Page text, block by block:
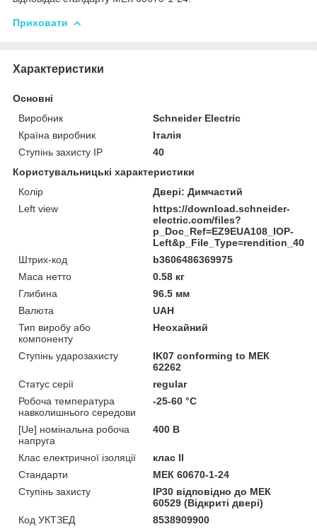
Приховати
Характеристики
Основні
Виробник
Schneider Electric
Країна виробник
Італія
Ступінь захисту IP
40
Користувальницькі характеристики
Колір
Двері: Димчастий
Left view
https://download.schneider-
electric.com/files?
p_Doc_Ref=EZ9EUA108_IOP-
Штрих-код
b3606486369975
Маса нетто
0.58 кг
Глибина
96.5 мм
Валюта
UAH
Тип виробу або
компоненту
Неохайний
Ступінь ударозахисту
IK07 conforming to МЕК
62262
Статус серії
regular
Робоча температура
навколишнього середови
-25-60 °C
[Ue] номінальна робоча
напруга
400 В
Клас електричної ізоляції
клас II
Стандарти
МЕК 60670-1-24
Ступінь захисту
IP30 відповідно до МЕК
60529 (Відкриті двері)
Код УКТЗЕД
8538909900